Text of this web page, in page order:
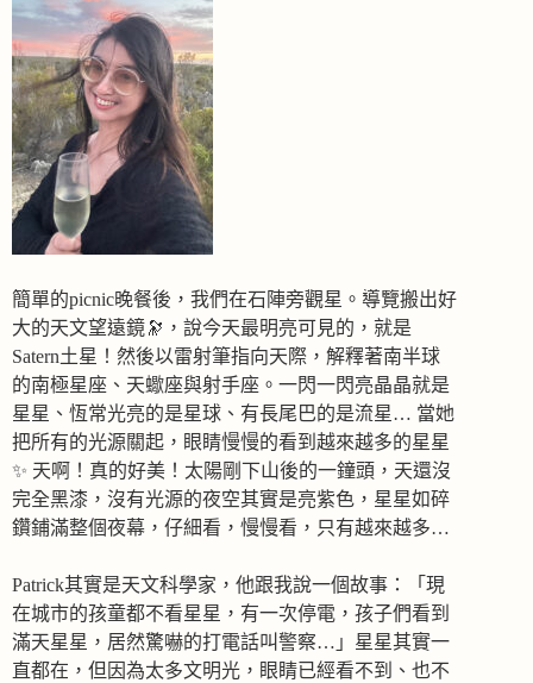
簡單的picnic晚餐後，我們在石陣旁觀星。導覽搬出好
大的天文望遠鏡🔭，說今天最明亮可見的，就是
Satern土星！然後以雷射筆指向天際，解釋著南半球
的南極星座、天蠍座與射手座。一閃一閃亮晶晶就是
星星、恆常光亮的是星球、有長尾巴的是流星… 當她
把所有的光源關起，眼睛慢慢的看到越來越多的星星
✨ 天啊！真的好美！太陽剛下山後的一鐘頭，天還沒
完全黑漆，沒有光源的夜空其實是亮紫色，星星如碎
鑽鋪滿整個夜幕，仔細看，慢慢看，只有越來越多…
Patrick其實是天文科學家，他跟我說一個故事：「現
在城市的孩童都不看星星，有一次停電，孩子們看到
滿天星星，居然驚嚇的打電話叫警察…」星星其實一
直都在，但因為太多文明光，眼睛已經看不到、也不